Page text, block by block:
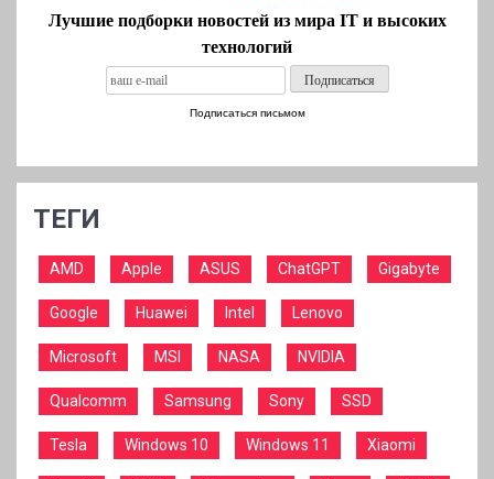
Лучшие подборки новостей из мира IT и высоких
технологий
Подписаться письмом
ТЕГИ
AMD Apple ASUS ChatGPT Gigabyte
Google Huawei Intel Lenovo
Microsoft MSI NASA NVIDIA
Qualcomm Samsung Sony SSD
Tesla Windows 10 Windows 11 Xiaomi